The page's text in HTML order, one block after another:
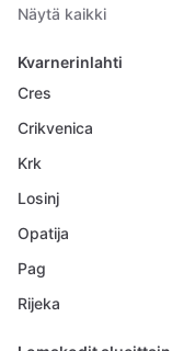
Näytä kaikki
Kvarnerinlahti
Cres
Crikvenica
Krk
Losinj
Opatija
Pag
Rijeka